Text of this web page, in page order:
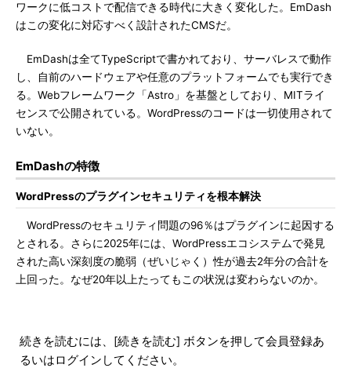
ワークに低コストで配信できる時代に大きく変化した。EmDash
はこの変化に対応すべく設計されたCMSだ。
EmDashは全てTypeScriptで書かれており、サーバレスで動作
し、自前のハードウェアや任意のプラットフォームでも実行でき
る。Webフレームワーク「Astro」を基盤としており、MITライ
センスで公開されている。WordPressのコードは一切使用されて
いない。
EmDashの特徴
WordPressのプラグインセキュリティを根本解決
WordPressのセキュリティ問題の96％はプラグインに起因する
とされる。さらに2025年には、WordPressエコシステムで発見
された高い深刻度の脆弱（ぜいじゃく）性が過去2年分の合計を
上回った。なぜ20年以上たってもこの状況は変わらないのか。
続きを読むには、[続きを読む] ボタンを押して会員登録あ
るいはログインしてください。